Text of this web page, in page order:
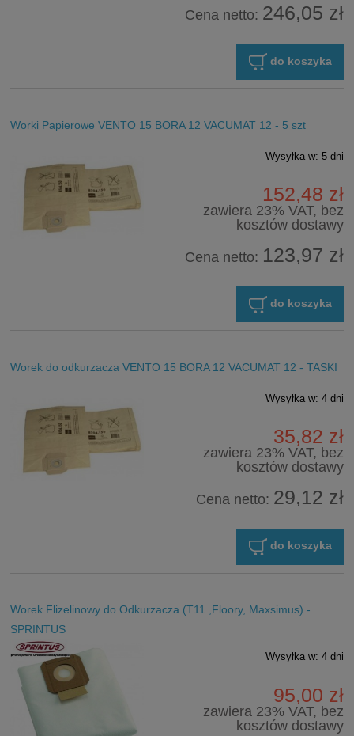
Cena netto: 246,05 zł
do koszyka
Worki Papierowe VENTO 15 BORA 12 VACUMAT 12 - 5 szt
Wysyłka w: 5 dni
152,48 zł
zawiera 23% VAT, bez
kosztów dostawy
Cena netto: 123,97 zł
do koszyka
Worek do odkurzacza VENTO 15 BORA 12 VACUMAT 12 - TASKI
Wysyłka w: 4 dni
35,82 zł
zawiera 23% VAT, bez
kosztów dostawy
Cena netto: 29,12 zł
do koszyka
Worek Flizelinowy do Odkurzacza (T11 ,Floory, Maxsimus) -
SPRINTUS
Wysyłka w: 4 dni
95,00 zł
zawiera 23% VAT, bez
kosztów dostawy